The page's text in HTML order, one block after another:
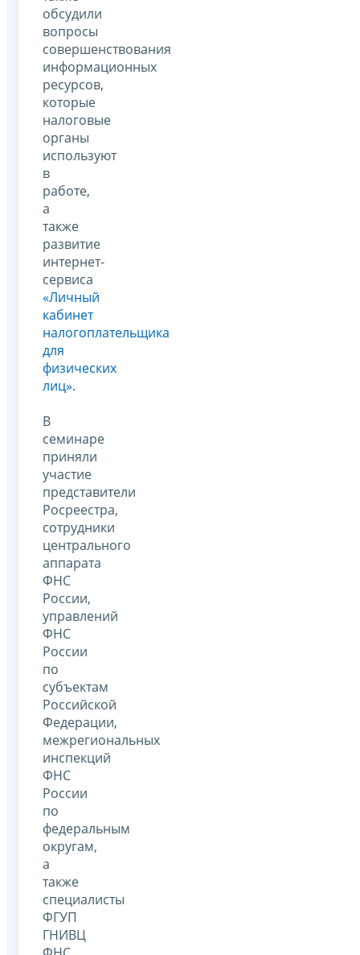
обсудили
вопросы
совершенствования
информационных
ресурсов,
которые
налоговые
органы
используют
в
работе,
а
также
развитие
интернет-
сервиса
«Личный
кабинет
налогоплательщика
для
физических
лиц».
В
семинаре
приняли
участие
представители
Росреестра,
сотрудники
центрального
аппарата
ФНС
России,
управлений
ФНС
России
по
субъектам
Российской
Федерации,
межрегиональных
инспекций
ФНС
России
по
федеральным
округам,
а
также
специалисты
ФГУП
ГНИВЦ